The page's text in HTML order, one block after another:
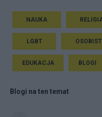
NAUKA
LGBT
EDUKACJA BLOGI
Blogi na ten temat